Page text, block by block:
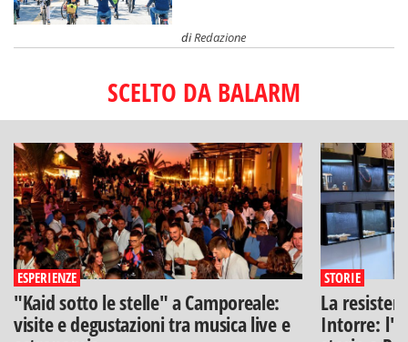
diRedazione
SCELTO DA BALARM
ESPERIENZE
"Kaid sotto le stelle" a Camporeale:
visite e degustazioni tra musica live e
STORIE
La
Intorre: